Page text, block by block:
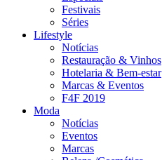
Festivais
Séries
Lifestyle
Notícias
Restauração & Vinhos
Hotelaria & Bem-estar
Marcas & Eventos
F4F 2019
Moda
Notícias
Eventos
Marcas